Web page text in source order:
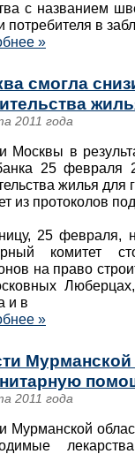
с названием
потребителя в
»
смогла
2011 года
Москвы в
25 февраля
жилья для
из протоколов
25 февраля,
комитет
на право
и в
»
2011 года
Мурманской